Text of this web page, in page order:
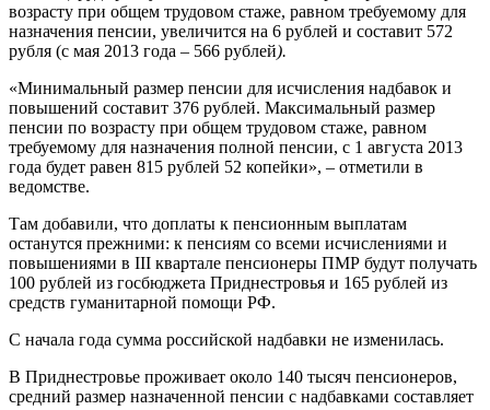
возрасту при общем трудовом стаже, равном требуемому для
назначения пенсии, увеличится на 6 рублей и составит 572
рубля (с мая 2013 года – 566 рублей).
«Минимальный размер пенсии для исчисления надбавок и
повышений составит 376 рублей. Максимальный размер
пенсии по возрасту при общем трудовом стаже, равном
требуемому для назначения полной пенсии, с 1 августа 2013
года будет равен 815 рублей 52 копейки», – отметили в
ведомстве.
Там добавили, что доплаты к пенсионным выплатам
останутся прежними: к пенсиям со всеми исчислениями и
повышениями в III квартале пенсионеры ПМР будут получать
100 рублей из госбюджета Приднестровья и 165 рублей из
средств гуманитарной помощи РФ.
С начала года сумма российской надбавки не изменилась.
В Приднестровье проживает около 140 тысяч пенсионеров,
средний размер назначенной пенсии с надбавками составляет